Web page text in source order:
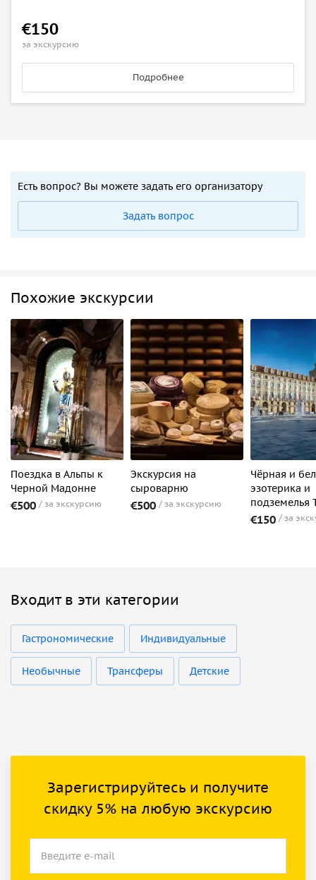
€150
за экскурсию
Подробнее
Есть вопрос? Вы можете задать его организатору
Задать вопрос
Похожие экскурсии
Поездка в Альпы к
Черной Мадонне
€500 за экскурсию
Экскурсия на
сыроварню
€500 за экскурсию
Чёрная и
эзотерика и
подземелья
€150 за
Входит в эти категории
Гастрономические Индивидуальные
Необычные Трансферы Детские
Зарегистрируйтесь и получите
скидку 5% на любую экскурсию